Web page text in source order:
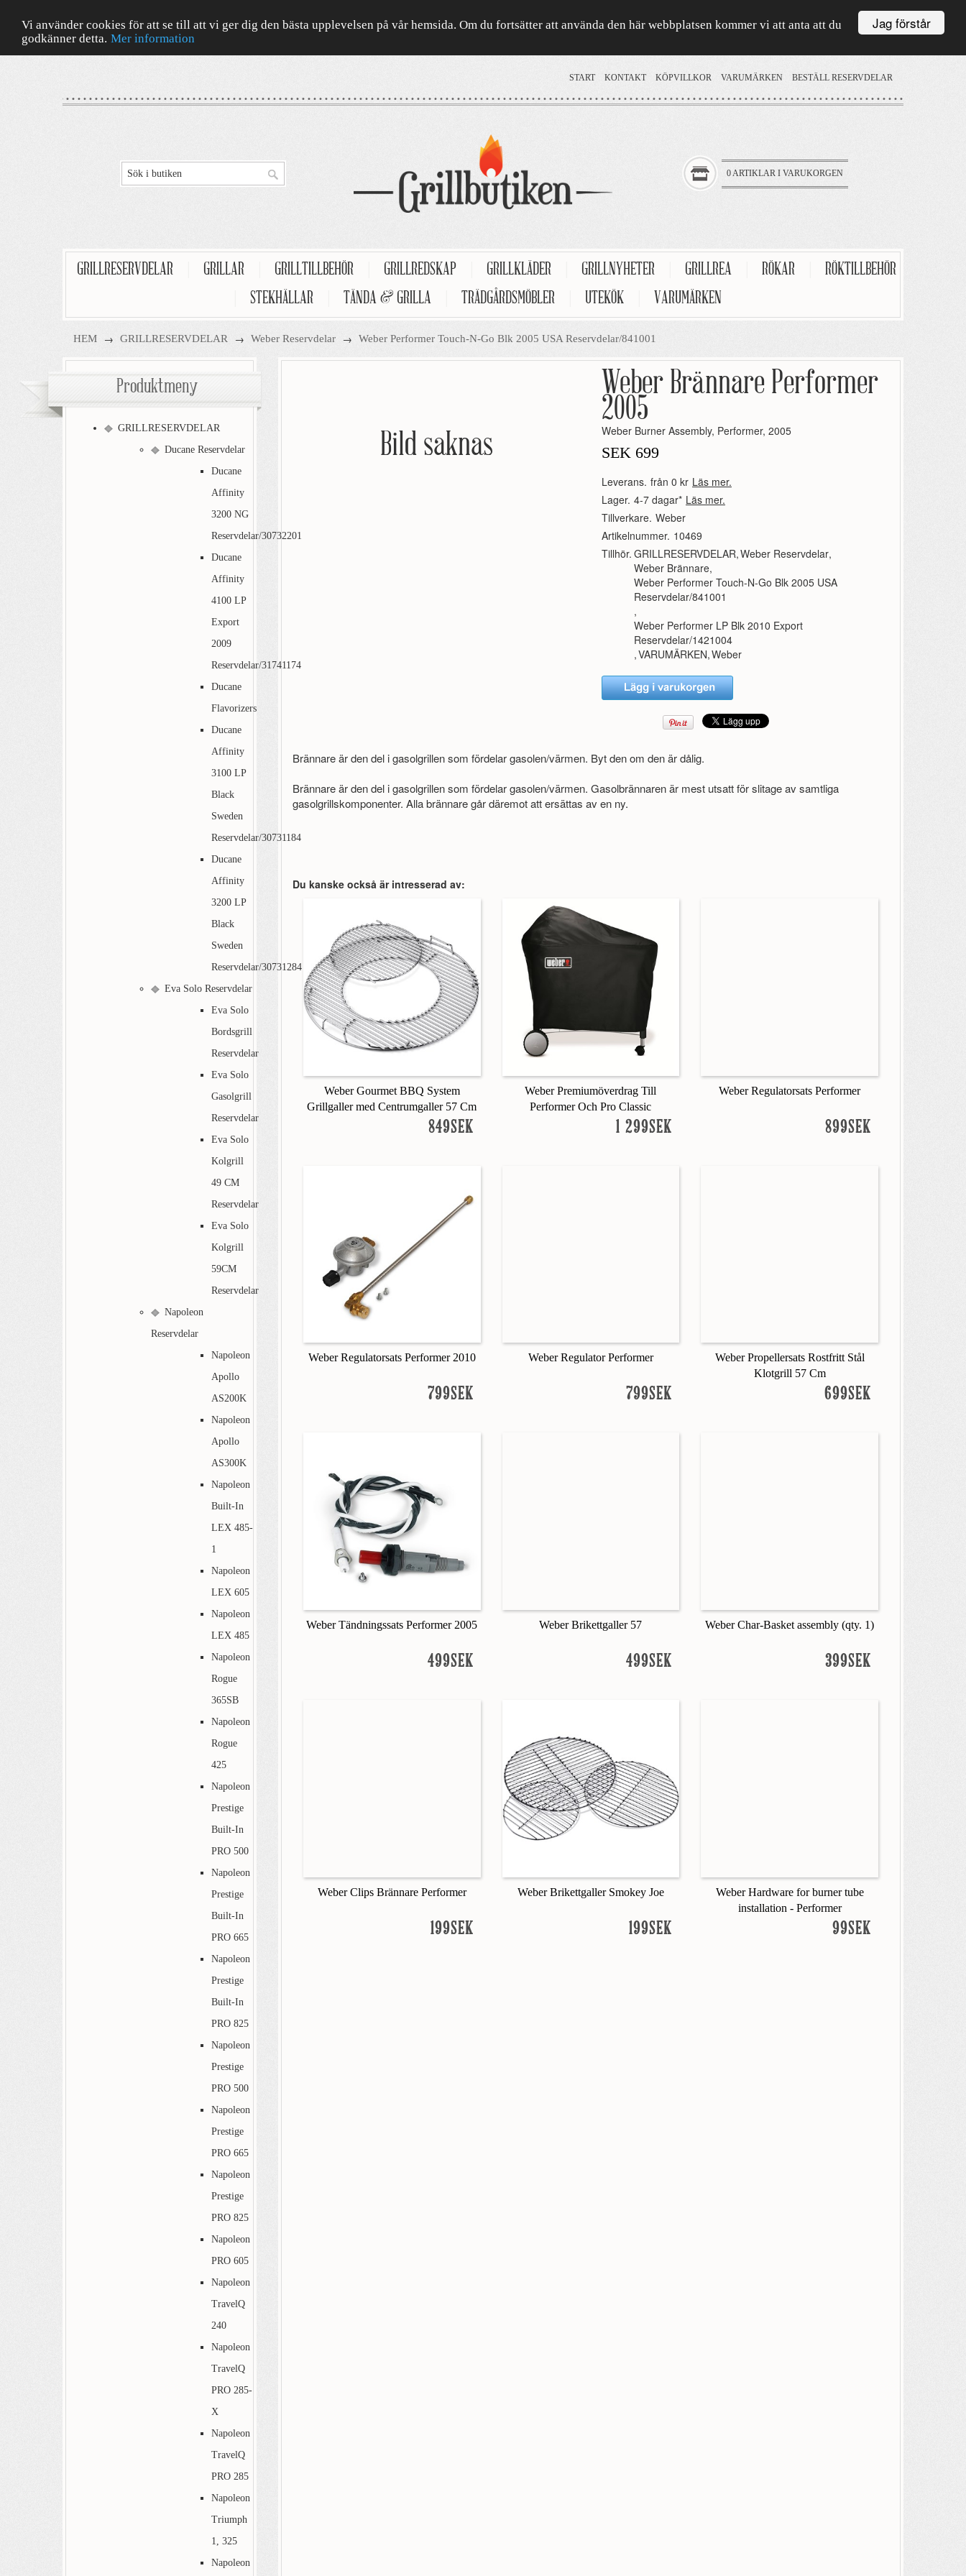
Jag förstår
Vi använder cookies för att se till att vi ger dig den bästa upplevelsen på vår hemsida. Om du fortsätter att använda den här webbplatsen kommer vi att anta att du
godkänner detta. Mer information
START KONTAKT KÖPVILLKOR VARUMÄRKEN BESTÄLL RESERVDELAR
0 ARTIKLAR I VARUKORGEN
GRILLRESERVDELAR GRILLAR GRILLTILLBEHÖR GRILLREDSKAP GRILLKLÄDER GRILLNYHETER GRILLREA RÖKAR
RÖKTILLBEHÖR
STEKHÄLLAR TÄNDA & GRILLA TRÄDGÅRDSMÖBLER UTEKÖK VARUMÄRKEN
HEM → GRILLRESERVDELAR → Weber Reservdelar → Weber Performer Touch-N-Go Blk 2005 USA Reservdelar/841001
Bild saknas
Weber Brännare Performer
2005
Weber Burner Assembly, Performer, 2005
SEK 699
Leverans. från 0 kr Läs mer.
Lager. 4-7 dagar* Läs mer.
Tillverkare. Weber
Artikelnummer. 10469
Tillhör. GRILLRESERVDELAR,Weber Reservdelar,
Weber Brännare,
Weber Performer Touch-N-Go Blk 2005 USA
Reservdelar/841001
,
Weber Performer LP Blk 2010 Export
Reservdelar/1421004
,VARUMÄRKEN,Weber
Brännare är den del i gasolgrillen som fördelar gasolen/värmen. Byt den om den är dålig.
Brännare är den del i gasolgrillen som fördelar gasolen/värmen. Gasolbrännaren är mest utsatt för slitage av samtliga
gasolgrillskomponenter. Alla brännare går däremot att ersättas av en ny.
Du kanske också är intresserad av:
Weber Gourmet BBQ System
Grillgaller med Centrumgaller 57 Cm
849SEK
Weber Premiumöverdrag Till
Performer Och Pro Classic
1 299SEK
Weber Regulatorsats Performer
899SEK
Weber Regulatorsats Performer 2010
799SEK
Weber Regulator Performer
799SEK
Weber Propellersats Rostfritt Stål
Klotgrill 57 Cm
699SEK
Weber Tändningssats Performer 2005
499SEK
Weber Brikettgaller 57
499SEK
Weber Char-Basket assembly (qty. 1)
399SEK
Weber Clips Brännare Performer
199SEK
Weber Brikettgaller Smokey Joe
199SEK
Weber Hardware for burner tube
installation - Performer
99SEK
Produktmeny
GRILLRESERVDELAR
Ducane Reservdelar
Ducane
Affinity
3200 NG
Reservdelar/30732201
Ducane
Affinity
4100 LP
Export
2009
Reservdelar/31741174
Ducane
Flavorizers
Ducane
Affinity
3100 LP
Black
Sweden
Reservdelar/30731184
Ducane
Affinity
3200 LP
Black
Sweden
Reservdelar/30731284
Eva Solo Reservdelar
Eva Solo
Bordsgrill
Reservdelar
Eva Solo
Gasolgrill
Reservdelar
Eva Solo
Kolgrill
49 CM
Reservdelar
Eva Solo
Kolgrill
59CM
Reservdelar
Napoleon
Reservdelar
Napoleon
Apollo
AS200K
Napoleon
Apollo
AS300K
Napoleon
Built-In
LEX 485-
1
Napoleon
LEX 605
Napoleon
LEX 485
Napoleon
Rogue
365SB
Napoleon
Rogue
425
Napoleon
Prestige
Built-In
PRO 500
Napoleon
Prestige
Built-In
PRO 665
Napoleon
Prestige
Built-In
PRO 825
Napoleon
Prestige
PRO 500
Napoleon
Prestige
PRO 665
Napoleon
Prestige
PRO 825
Napoleon
PRO 605
Napoleon
TravelQ
240
Napoleon
TravelQ
PRO 285-
X
Napoleon
TravelQ
PRO 285
Napoleon
Triumph
1, 325
Napoleon